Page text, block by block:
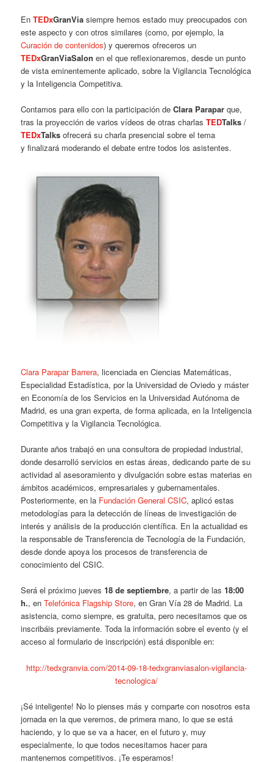
EnTEDxGranVia siempre hemos estado muy preocupados con
este aspecto y con otros similares (como, por ejemplo, la
Curación de contenidos) y queremos ofreceros un
TEDxGranViaSalon en el que reflexionaremos, desde un punto
de vista eminentemente aplicado, sobre la Vigilancia Tecnológica
y la Inteligencia Competitiva.
Contamos para ello con la participación deClara Parapar que,
tras la proyección de varios vídeos de otras charlasTEDTalks /
TEDxTalks ofrecerá su charla presencial sobre el tema
y finalizará moderando el debate entre todos los asistentes.
Clara Parapar Barrera, licenciada en Ciencias Matemáticas,
Especialidad Estadística, por la Universidad de Oviedo y máster
en Economía de los Servicios en la Universidad Autónoma de
Madrid, es una gran experta, de forma aplicada, en la Inteligencia
Competitiva y la Vigilancia Tecnológica.
Durante años trabajó en una consultora de propiedad industrial,
donde desarrolló servicios en estas áreas, dedicando parte de su
actividad al asesoramiento y divulgación sobre estas materias en
ámbitos académicos, empresariales y gubernamentales.
Posteriormente, en la Fundación General CSIC, aplicó estas
metodologías para la detección de líneas de investigación de
interés y análisis de la producción científica. En la actualidad es
la responsable de Transferencia de Tecnología de la Fundación,
desde donde apoya los procesos de transferencia de
conocimiento del CSIC.
Será el próximo jueves18 de septiembre, a partir de las18:00
h., enTelefónica Flagship Store, en Gran Vía 28 de Madrid. La
asistencia, como siempre, es gratuita, pero necesitamos que os
inscribáis previamente. Toda la información sobre el evento (y el
acceso al formulario de inscripción) está disponible en:
http://tedxgranvia.com/2014-09-18-tedxgranviasalon-vigilancia-
tecnologica/
¡Sé inteligente! No lo pienses más y comparte con nosotros esta
jornada en la que veremos, de primera mano, lo que se está
haciendo, y lo que se va a hacer, en el futuro y, muy
especialmente, lo que todos necesitamos hacer para
mantenernos competitivos. ¡Te esperamos!